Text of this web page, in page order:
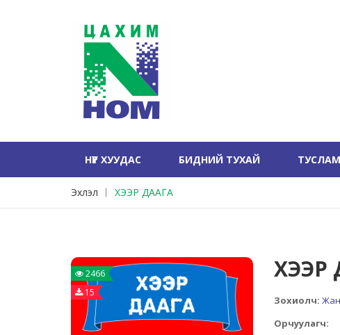
НҮҮР ХУУДАС БИДНИЙ ТУХАЙ
Эхлэл ХЭЭР ДААГА
2466
15
ХЭЭР
Зохиолч:
Орчуулагч: